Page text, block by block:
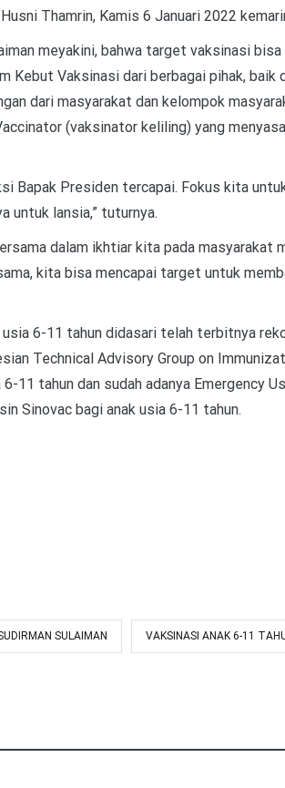
Thamrin, Kamis 6 Januari 2022
meyakini, bahwa target vaksinasi
Kebut Vaksinasi dari berbagai pihak, baik
dari masyarakat dan kelompok
(vaksinator keliling) yang
Bapak Presiden tercapai. Fokus kita
untuk lansia,” tuturnya.
dalam ikhtiar kita pada masyarakat
kita bisa mencapai target untuk
6-11 tahun didasari telah terbitnya
Technical Advisory Group on
11 tahun dan sudah adanya Emergency
Sinovac bagi anak usia 6-11 tahun.
SULAIMAN VAKSINASI ANAK 6-11